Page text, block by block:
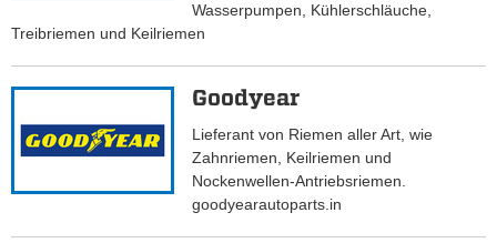
Wasserpumpen, Kühlerschläuche,
Treibriemen und Keilriemen
Goodyear
Lieferant von Riemen aller Art, wie
Zahnriemen, Keilriemen und
Nockenwellen-Antriebsriemen.
goodyearautoparts.in